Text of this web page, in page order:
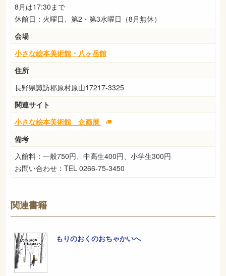
8月は17:30まで
休館日：火曜日、第2・第3水曜日（8月無休）
会場
小さな絵本美術館・八ヶ岳館
住所
長野県諏訪郡原村原山17217-3325
関連サイト
小さな絵本美術館 企画展
備考
入館料：一般750円、中高生400円、小学生300円
お問い合わせ：TEL 0266-75-3450
関連書籍
もりのおくのおちゃかいへ